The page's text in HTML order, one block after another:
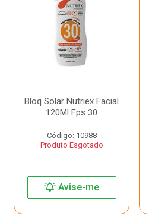
Bloq Solar Nutriex Facial
120Ml Fps 30
Código: 10988
Produto Esgotado
Avise-me